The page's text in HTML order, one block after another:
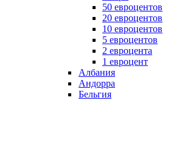
50 евроцентов
20 евроцентов
10 евроцентов
5 евроцентов
2 евроцента
1 евроцент
Албания
Андорра
Бельгия